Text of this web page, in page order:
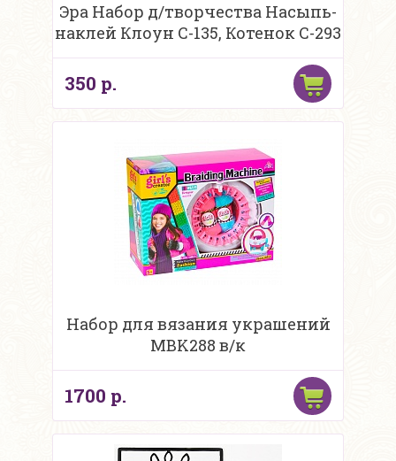
Эра Набор д/творчества Насыпь-
наклей Клоун С-135, Котенок С-293
350 р.
Набор для вязания украшений
MBK288 в/к
1700 р.